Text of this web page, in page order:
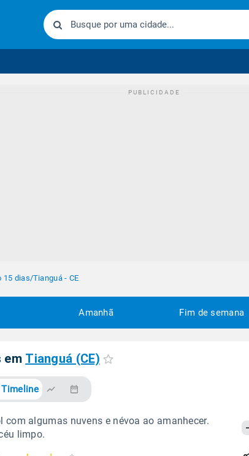
15 dias/Tianguá - CE
Amanhã Fim de semana
em Tianguá (CE)
Timeline
com algumas nuvens e névoa ao amanhecer.
limpo.